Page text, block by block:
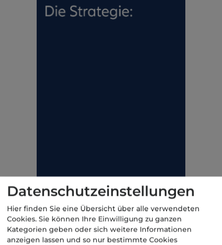
Datenschutzeinstellungen
Hier finden Sie eine Übersicht über alle verwendeten
Cookies. Sie können Ihre Einwilligung zu ganzen
Kategorien geben oder sich weitere Informationen
anzeigen lassen und so nur bestimmte Cookies